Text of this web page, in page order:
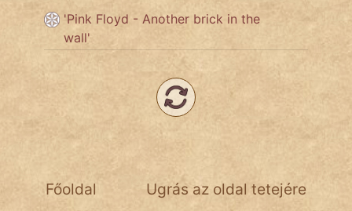
pszichopati
Hoffer Botond
'Pink Floyd - Another brick in the
wall'
Ugrás az oldal tetejére
Főoldal